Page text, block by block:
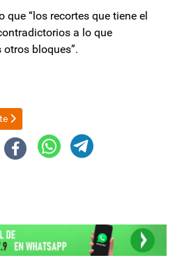
que “los recortes que tiene el
a lo que
bloques”.
docentes de la CGT lanzan un
siguiente: Protestas de ATE/ANAC en